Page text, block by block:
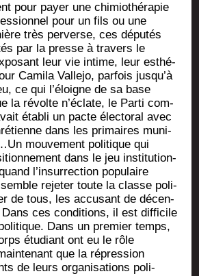
pour payer une chi­mio­thé­ra­pie
pour un fils ou une
très per­verse, ces dépu­tés
par la presse à tra­vers le
leur vie intime, leur esthé­
Cami­la Val­le­jo, par­fois jusqu’à
ce qui l’éloigne de sa base
la révolte n’éclate, le Par­ti com­
éta­bli un pacte élec­to­ral avec
dans les pri­maires muni­
mou­ve­ment poli­tique qui
dans le jeu ins­ti­tu­tion­
l’insurrection popu­laire
reje­ter toute la classe poli­
de tous, les accu­sant de décen­
ces condi­tions, il est dif­fi­cile
Dans un pre­mier temps,
étu­diant ont eu le rôle
que la répres­sion
de leurs orga­ni­sa­tions poli­